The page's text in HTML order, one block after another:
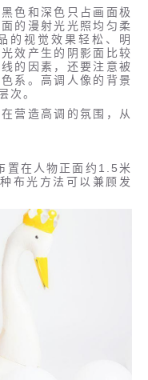
色和深色只占画面极
的漫射光光照均匀柔
的视觉效果轻松、明
效产生的阴影面比较
的因素，还要注意被
系。高调人像的背景
次。
营造高调的氛围，从
置在人物正面约1.5米
布光方法可以兼顾发